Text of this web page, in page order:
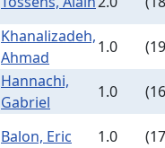
Khanalizadeh,
Ahmad
1.0
Hannachi,
Gabriel
1.0
Balon, Eric 1.0